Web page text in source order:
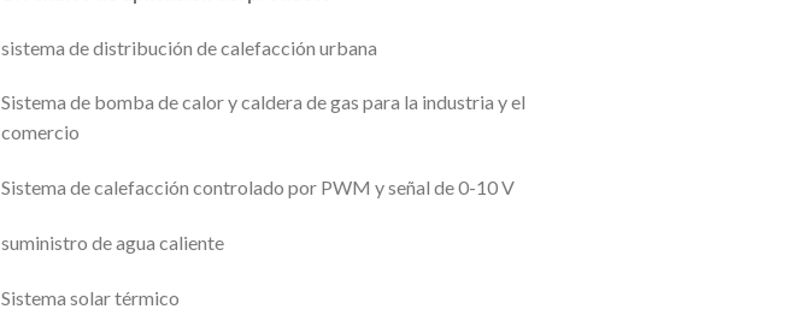
sistema de distribución de calefacción urbana
Sistema de bomba de calor y caldera de gas para la industria y el
comercio
Sistema de calefacción controlado por PWM y señal de 0-10 V
suministro de agua caliente
Sistema solar térmico